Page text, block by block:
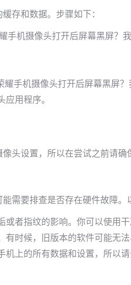
存和数据。步骤如下：
用程序。
头设置，所以在尝试之前请确
需要排查是否存在硬件故障。
者指纹的影响。你可以使用
时候，旧版本的软件可能无法
机上的所有数据和设置，所以